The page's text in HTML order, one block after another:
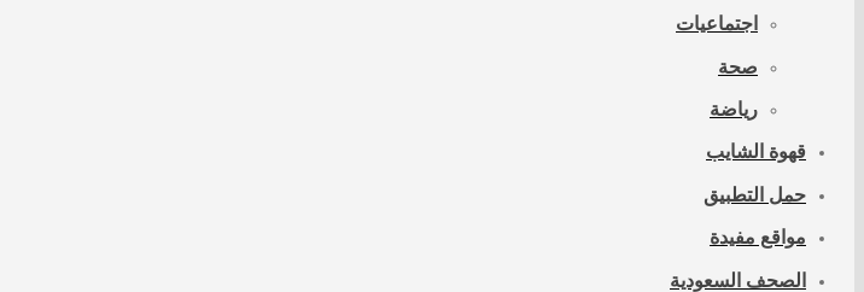
اجتماعيات
صحة
رياضة
قهوة الشايب
حمل التطبيق
مواقع مفيدة
الصحف السعودية